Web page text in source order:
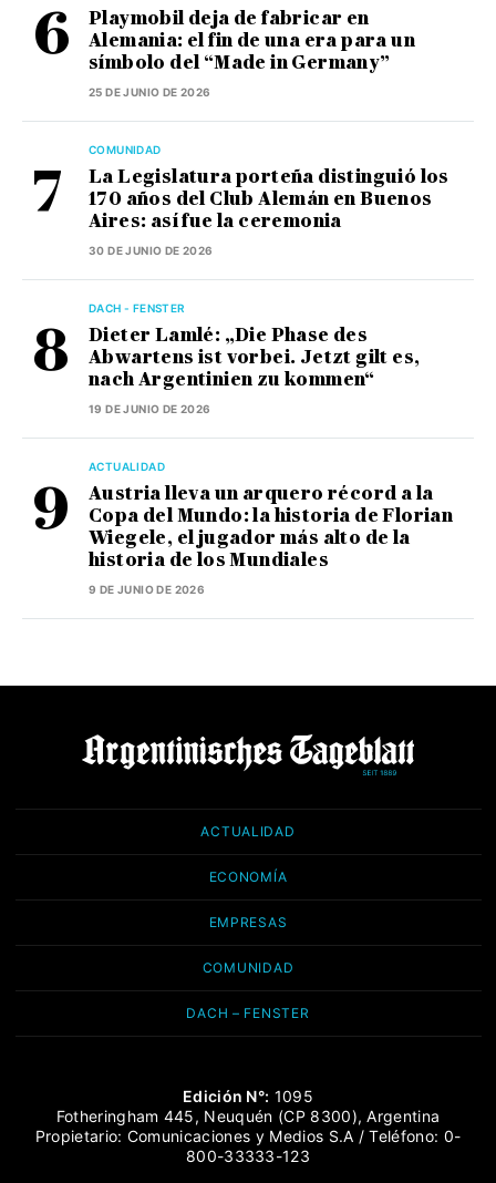
Playmobil deja de fabricar en
Alemania: el fin de una era para un
símbolo del “Made in Germany”
25 DE JUNIO DE 2026
COMUNIDAD
La Legislatura porteña distinguió los
170 años del Club Alemán en Buenos
Aires: así fue la ceremonia
30 DE JUNIO DE 2026
DACH - FENSTER
Dieter Lamlé: „Die Phase des
Abwartens ist vorbei. Jetzt gilt es,
nach Argentinien zu kommen“
19 DE JUNIO DE 2026
ACTUALIDAD
Austria lleva un arquero récord a la
Copa del Mundo: la historia de Florian
Wiegele, el jugador más alto de la
historia de los Mundiales
9 DE JUNIO DE 2026
ACTUALIDAD
ECONOMÍA
EMPRESAS
COMUNIDAD
DACH – FENSTER
Edición N°: 1095
Fotheringham 445, Neuquén (CP 8300), Argentina
Propietario: Comunicaciones y Medios S.A / Teléfono: 0-
800-33333-123